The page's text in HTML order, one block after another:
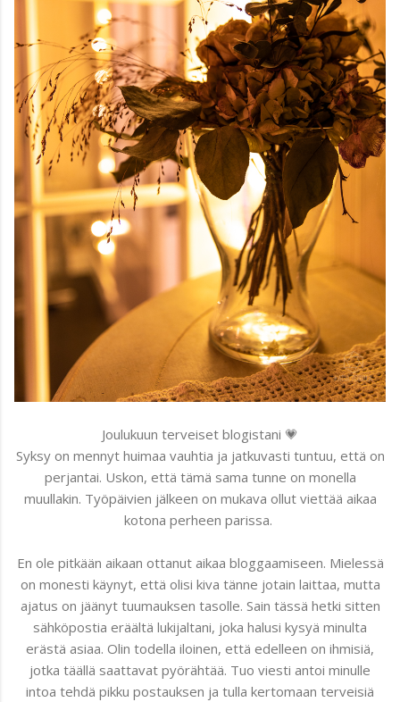
Joulukuun terveiset blogistani 💗
Syksy on mennyt huimaa vauhtia ja jatkuvasti tuntuu, että on
perjantai. Uskon, että tämä sama tunne on monella
muullakin. Työpäivien jälkeen on mukava ollut viettää aikaa
kotona perheen parissa.
En ole pitkään aikaan ottanut aikaa bloggaamiseen. Mielessä
on monesti käynyt, että olisi kiva tänne jotain laittaa, mutta
ajatus on jäänyt tuumauksen tasolle. Sain tässä hetki sitten
sähköpostia eräältä lukijaltani, joka halusi kysyä minulta
erästä asiaa. Olin todella iloinen, että edelleen on ihmisiä,
jotka täällä saattavat pyörähtää. Tuo viesti antoi minulle
intoa tehdä pikku postauksen ja tulla kertomaan terveisiä